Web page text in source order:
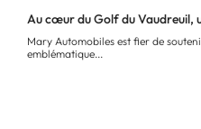
Au cœur du Golf du Vaudreuil,
Mary Automobiles est fier de
emblématique...